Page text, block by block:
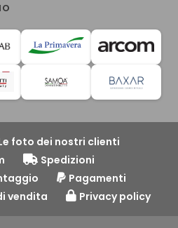
foto dei nostri clienti
Spedizioni
Pagamenti
vendita
Privacy policy